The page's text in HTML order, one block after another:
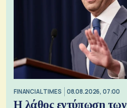
FINANCIAL TIMES 08.08.2026, 07:00
Η λάθος εντύπωση